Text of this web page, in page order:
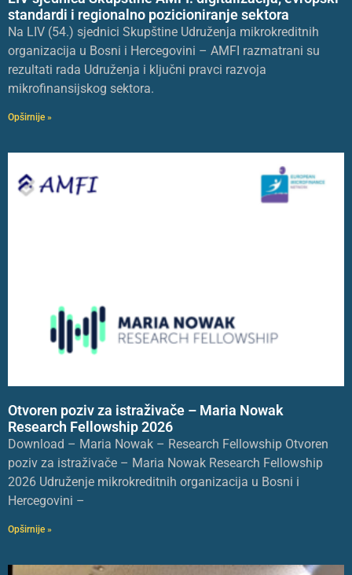
standardi i regionalno pozicioniranje sektora
Na LIV (54.) sjednici Skupštine Udruženja mikrokreditnih
organizacija u Bosni i Hercegovini – AMFI razmatrani su
rezultati rada Udruženja i ključni pravci razvoja
mikrofinansijskog sektora.
Opširnije »
Otvoren poziv za istraživače – Maria Nowak
Research Fellowship 2026
Download – Maria Nowak – Research Fellowship Otvoren
poziv za istraživače – Maria Nowak Research Fellowship
2026 Udruženje mikrokreditnih organizacija u Bosni i
Hercegovini –
Opširnije »